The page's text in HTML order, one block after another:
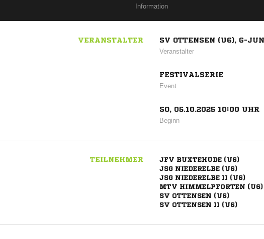
Information
VERANSTALTER SV OTTENSEN (U6), G-
Veranstalter
FESTIVALSERIE
Event
SO, 05.10.2025 10:00 UHR
Beginn
TEILNEHMER
JFV BUXTEHUDE (U6)
JSG NIEDERELBE (U6)
JSG NIEDERELBE II (U6)
MTV HIMMELPFORTEN (U6)
SV OTTENSEN (U6)
SV OTTENSEN II (U6)